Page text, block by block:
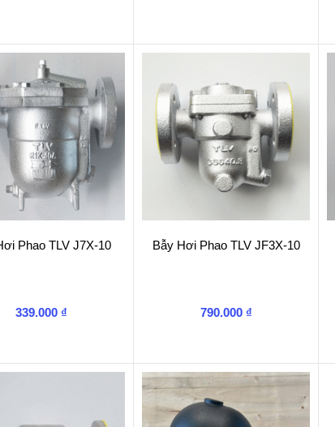
Phao TLV J7X-10
339.000 ₫
Bẫy Hơi Phao TLV JF3X-10
790.000 ₫